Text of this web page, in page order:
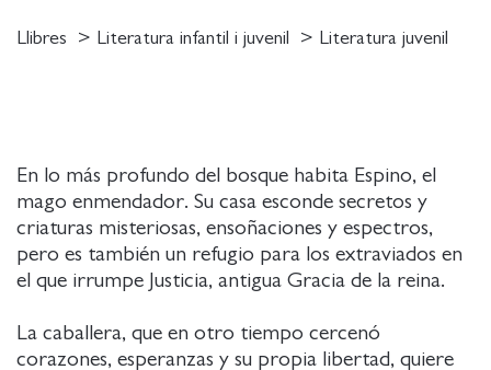
En lo más profundo del bosque habita Espino, el
mago enmendador. Su casa esconde secretos y
criaturas misteriosas, ensoñaciones y espectros,
pero es también un refugio para los extraviados en
el que irrumpe Justicia, antigua Gracia de la reina.
La caballera, que en otro tiempo cercenó
corazones, esperanzas y su propia libertad, quiere
Llibres Literatura infantil i juvenil Literatura juvenil